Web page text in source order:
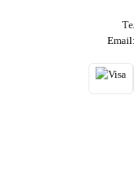
Email: